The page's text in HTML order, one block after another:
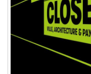
Subtitles
subtitles
settings
subtitles off